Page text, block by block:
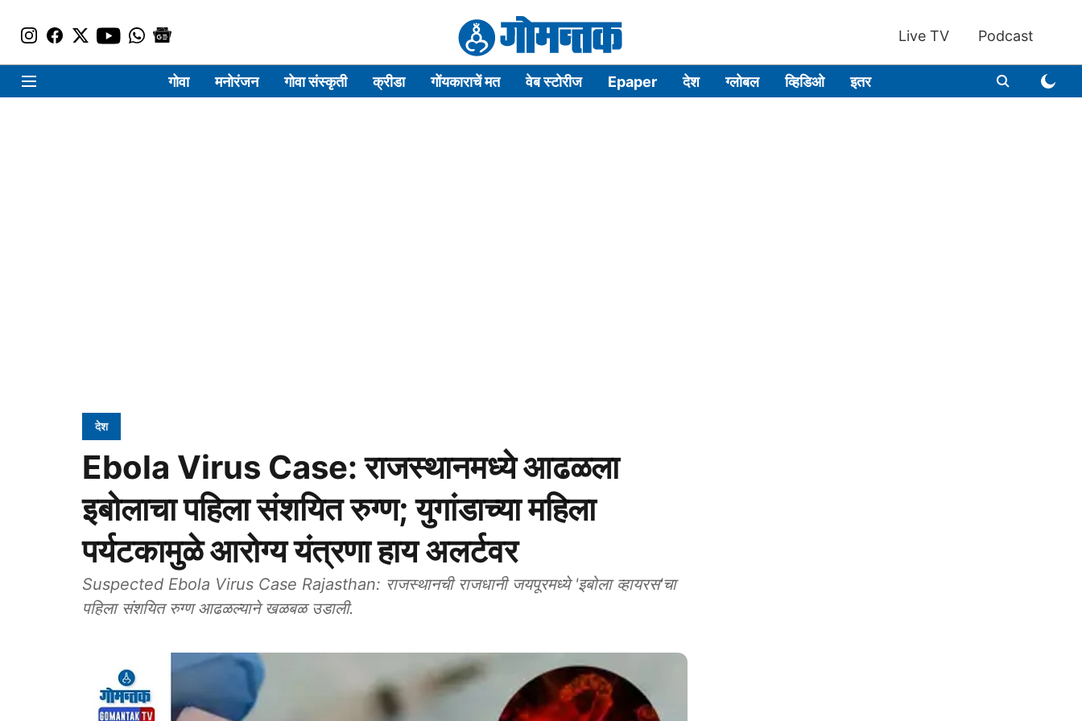
Live TV Podcast
गोवा मनोरंजन गोवा संस्कृती क्रीडा गोंयकाराचें मत वेब स्टोरीज Epaper देश ग्लोबल व्हिडिओ इतर
देश
Ebola Virus Case: राजस्थानमध्ये आढळला
इबोलाचा पहिला संशयित रुग्ण; युगांडाच्या महिला
पर्यटकामुळे आरोग्य यंत्रणा हाय अलर्टवर
Suspected Ebola Virus Case Rajasthan: राजस्थानची राजधानी जयपूरमध्ये 'इबोला व्हायरस'चा
पहिला संशयित रुग्ण आढळल्याने खळबळ उडाली.